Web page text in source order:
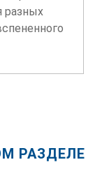
разных
РАЗДЕЛЕ